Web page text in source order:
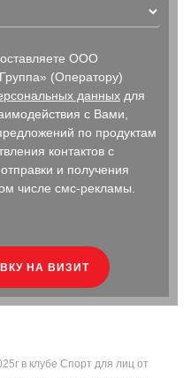
(Оператору)
данных
с Вами,
по продуктам
контактов с
и получения
числе смс-рекламы.
НА ВИЗИТ
в клубе Спорт для лиц от